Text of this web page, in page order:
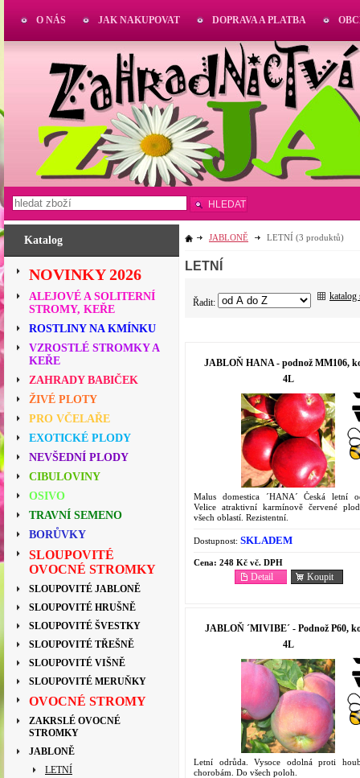
Katalog
NOVINKY 2026
ALEJOVÉ A SOLITERNÍ
STROMY, KEŘE
ROSTLINY NA KMÍNKU
VZROSTLÉ STROMKY A
KEŘE
ZAHRADY BABIČEK
ŽIVÉ PLOTY
PRO VČELAŘE
EXOTICKÉ PLODY
NEVŠEDNÍ PLODY
CIBULOVINY
OSIVO
TRAVNÍ SEMENO
BORŮVKY
SLOUPOVITÉ
OVOCNÉ STROMKY
SLOUPOVITÉ JABLONĚ
SLOUPOVITÉ HRUŠNĚ
SLOUPOVITÉ ŠVESTKY
SLOUPOVITÉ TŘEŠNĚ
SLOUPOVITÉ VIŠNĚ
SLOUPOVITÉ MERUŇKY
OVOCNÉ STROMY
ZAKRSLÉ OVOCNÉ
STROMKY
JABLONĚ
LETNÍ
JABLONĚ LETNÍ (3 produktů)
LETNÍ
Řadit:
katalog
JABLOŇ HANA - podnož MM106,
4L
Malus domestica ´HANA´ Česká letní
Velice atraktivní karmínově červené
všech oblastí. Rezistentní.
Dostupnost: SKLADEM
Cena: 248 Kč vč. DPH
Koupit
Detail
JABLOŇ ´MIVIBE´ - Podnož P60,
4L
Letní odrůda. Vysoce odolná proti
chorobám. Do všech poloh.
O NÁS JAK NAKUPOVAT DOPRAVA A PLATBA
HLEDAT